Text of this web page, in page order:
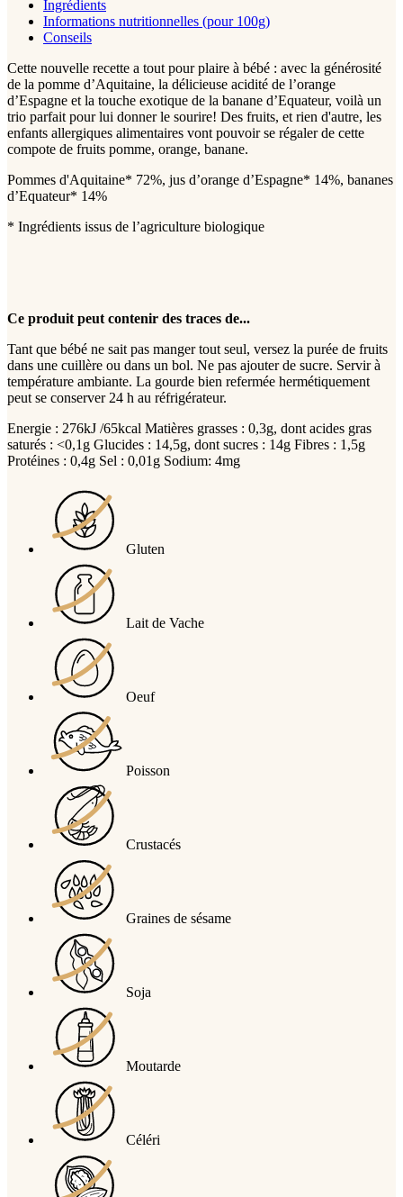
Ingrédients
Informations nutritionnelles (pour 100g)
Conseils
Cette nouvelle recette a tout pour plaire à bébé : avec la générosité
de la pomme d’Aquitaine, la délicieuse acidité de l’orange
d’Espagne et la touche exotique de la banane d’Equateur, voilà un
trio parfait pour lui donner le sourire! Des fruits, et rien d'autre, les
enfants allergiques alimentaires vont pouvoir se régaler de cette
compote de fruits pomme, orange, banane.
Pommes d'Aquitaine* 72%, jus d’orange d’Espagne* 14%, bananes
d’Equateur* 14%
* Ingrédients issus de l’agriculture biologique
Ce produit peut contenir des traces de...
Tant que bébé ne sait pas manger tout seul, versez la purée de fruits
dans une cuillère ou dans un bol. Ne pas ajouter de sucre. Servir à
température ambiante. La gourde bien refermée hermétiquement
peut se conserver 24 h au réfrigérateur.
Energie : 276kJ /65kcal Matières grasses : 0,3g, dont acides gras
saturés : <0,1g Glucides : 14,5g, dont sucres : 14g Fibres : 1,5g
Protéines : 0,4g Sel : 0,01g Sodium: 4mg
Gluten
Lait de Vache
Oeuf
Poisson
Crustacés
Graines de sésame
Soja
Moutarde
Céléri